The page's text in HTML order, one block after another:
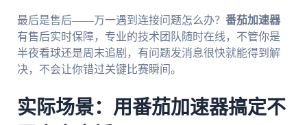
最后是售后——万一遇到连接问题怎么办？ 番茄加速器
有售后实时保障，专业的技术团队随时在线，不管你是
半夜看球还是周末追剧，有问题发消息很快就能得到解
决，不会让你错过关键比赛瞬间。
实际场景：用番茄加速器搞定不